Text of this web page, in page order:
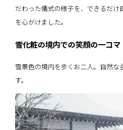
だわった儀式の様子を、できるだけ
を心がけました。
雪化粧の境内での笑顔の一コマ
雪景色の境内を歩くお二人。自然な
す。